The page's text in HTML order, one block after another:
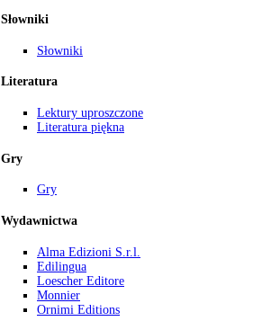
Słowniki
Słowniki
Literatura
Lektury uproszczone
Literatura piękna
Gry
Gry
Wydawnictwa
Alma Edizioni S.r.l.
Edilingua
Loescher Editore
Monnier
Ornimi Editions